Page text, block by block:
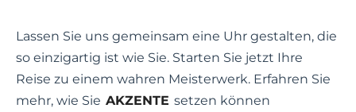
Lassen Sie uns gemeinsam eine Uhr gestalten, die
so einzigartig ist wie Sie. Starten Sie jetzt Ihre
Reise zu einem wahren Meisterwerk. Erfahren Sie
mehr, wie Sie AKZENTE setzen können